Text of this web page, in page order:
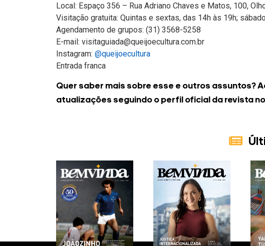
Local: Espaço 356 – Rua Adriano Chaves e Matos, 100,
Visitação gratuita: Quintas e sextas, das 14h às 19h;
Agendamento de grupos: (31) 3568-5258
E-mail: visitaguiada@queijoecultura.com.br
Instagram: @queijoecultura
Entrada franca
Quer saber mais sobre esse e outros assuntos?
atualizações seguindo o perfil oficial da revista